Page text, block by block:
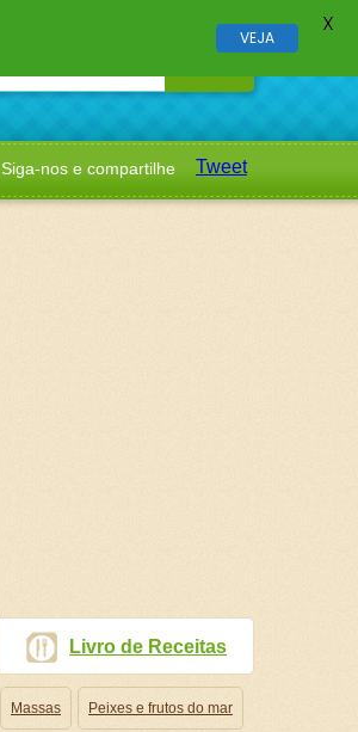
Siga-nos e compartilhe Tweet
Livro de Receitas
Massas Peixes e frutos do mar
VEJA
X